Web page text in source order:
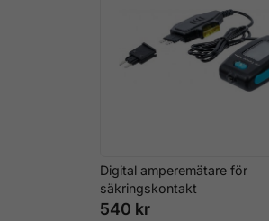
Digital amperemätare för
säkringskontakt
540 kr